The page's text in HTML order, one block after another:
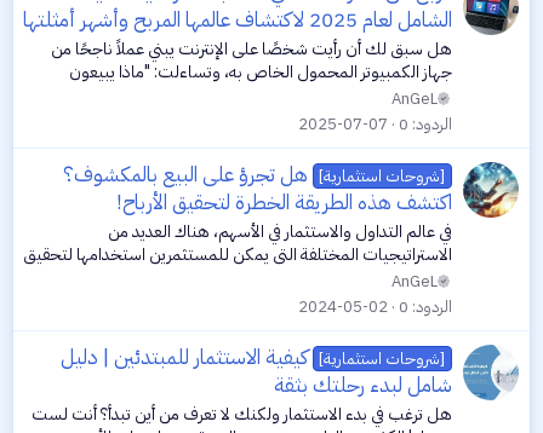
الشامل لعام 2025 لاكتشاف عالمها المربح وأشهر أمثلتها
هل سبق لك أن رأيت شخصًا على الإنترنت يبني عملاً ناجحًا من
جهاز الكمبيوتر المحمول الخاص به، وتساءلت: "ماذا يبيعون
بالضبط؟" إنهم لا يشحنون صناديق أو يخزنون بضائع. مرحبًا بك في
اقتصاد المعرفة، حيث...
AnGeL
الردود 0
2025-07-07
[شروحات استثمارية] هل تجرؤ على البيع بالمكشوف؟
اكتشف هذه الطريقة الخطرة لتحقيق الأرباح!
في عالم التداول والاستثمار في الأسهم، هناك العديد من
الاستراتيجيات المختلفة التي يمكن للمستثمرين استخدامها لتحقيق
Selling)، وهي طريقة...
AnGeL
الردود 0
2024-05-02
[شروحات استثمارية] كيفية الاستثمار للمبتدئين | دليل
شامل لبدء رحلتك بثقة
هل ترغب في بدء الاستثمار ولكنك لا تعرف من أين تبدأ؟ أنت لست